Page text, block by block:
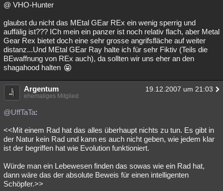
@ VHO-Hunter
glaubst du nicht das MEtal GEar REx ein wenig sperrig und
auffälig ist??? ICh mein ein panzer ist noch relativ flach, aber Metal
Gear Rex bietet doch eine sehr grosse angrifsfläche auf weiter
distanz...Und MEtal GEar Ray halte ich für sehr Fiktiv (Teils die
BEwaffnung von REx auch), da sollten wir uns eher an den
shagahood halten
Argentum 19.12.2007 um 21:03
ehemaliges Mitglied
@UffTaTa:
<<Mit einem Rad hat das alles überhaupt nichts zu tun. Es gibt in
der Natur kein Rad und kann es auch nicht geben, wie jedem klar
ist der begriffen hat wie Evolution funktioniert.
Würde man ein Lebewesen finden das sowas wie ein Rad hat,
dann wäre das der absolute Beweis für einen intelligenten
Schöpfer.>>